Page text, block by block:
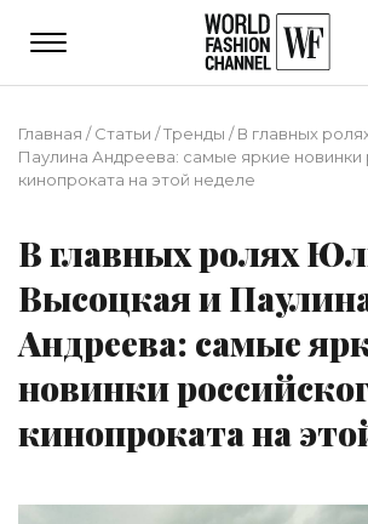
Главная /Статьи /Тренды /В главных
Паулина Андреева: самые яркие новинки
кинопроката на этой неделе
В главных ролях
Высоцкая и
Андреева: самые
новинки
кинопроката на